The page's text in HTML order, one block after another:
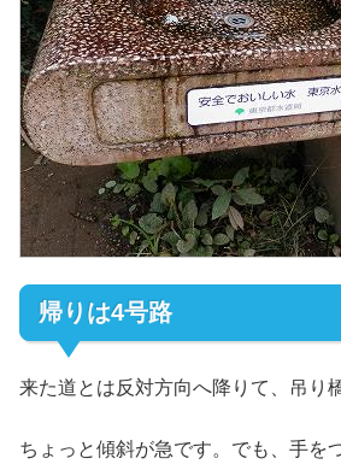
帰りは4号路
来た道とは反対方向へ降りて、吊り
ちょっと傾斜が急です。でも、手を